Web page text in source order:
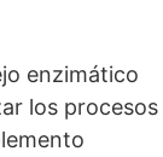
enzimático
los procesos